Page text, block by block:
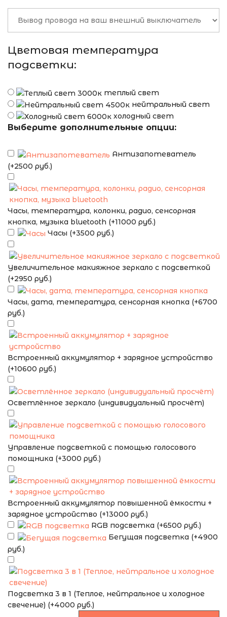
Цветовая температура
подсветки:
теплый свет
нейтральный свет
холодный свет
Выберите дополнительные опции:
Антизапотеватель
(+2500 руб.)
Часы, температура, колонки, радио, сенсорная
кнопка, музыка bluetooth (+11000 руб.)
Часы (+3500 руб.)
Увеличительное макияжное зеркало с подсветкой
(+2950 руб.)
Часы, дата, температура, сенсорная кнопка (+6700
руб.)
Встроенный аккумулятор + зарядное устройство
(+10600 руб.)
Осветлённое зеркало (индивидуальный просчёт)
Управление подсветкой с помощью голосового
помощника (+3000 руб.)
Встроенный аккумулятор повышенной ёмкости +
зарядное устройство (+13000 руб.)
RGB подсветка (+6500 руб.)
Бегущая подсветка (+4900
руб.)
Подсветка 3 в 1 (Теплое, нейтральное и холодное
свечение) (+4000 руб.)